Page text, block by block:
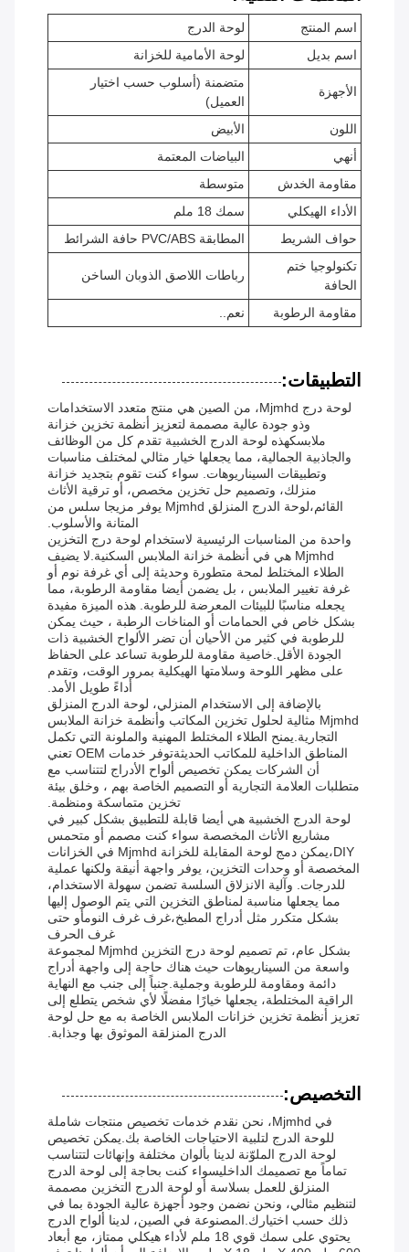
اسم المنتج
لوحة الدرج
اسم بديل
لوحة الأمامية للخزانة
الأجهزة
متضمنة (أسلوب حسب اختيار
العميل)
اللون
الأبيض
أنهي
البياضات المعتمة
مقاومة الخدش
متوسطة
الأداء الهيكلي
سمك 18 ملم
حواف الشريط
المطابقة PVC/ABS حافة الشرائط
تكنولوجيا ختم
الحافة
رباطات اللاصق الذوبان الساخن
مقاومة الرطوبة نعم..
التطبيقات:
لوحة درج Mjmhd، من الصين هي منتج متعدد الاستخدامات
وذو جودة عالية مصممة لتعزيز أنظمة تخزين خزانة
ملابسكهذه لوحة الدرج الخشبية تقدم كل من الوظائف
والجاذبية الجمالية، مما يجعلها خيار مثالي لمختلف مناسبات
وتطبيقات السيناريوهات. سواء كنت تقوم بتجديد خزانة
منزلك، وتصميم حل تخزين مخصص، أو ترقية الأثاث
القائم،لوحة الدرج المنزلق Mjmhd يوفر مزيجا سلس من
المتانة والأسلوب.
واحدة من المناسبات الرئيسية لاستخدام لوحة درج التخزين
Mjmhd هي في أنظمة خزانة الملابس السكنية.لا يضيف
الطلاء المختلط لمحة متطورة وحديثة إلى أي غرفة نوم أو
غرفة تغيير الملابس ، بل يضمن أيضا مقاومة الرطوبة، مما
يجعله مناسبًا للبيئات المعرضة للرطوبة. هذه الميزة مفيدة
بشكل خاص في الحمامات أو المناخات الرطبة ، حيث يمكن
للرطوبة في كثير من الأحيان أن تضر الألواح الخشبية ذات
الجودة الأقل.خاصية مقاومة للرطوبة تساعد على الحفاظ
على مظهر اللوحة وسلامتها الهيكلية بمرور الوقت، وتقدم
أداءً طويل الأمد.
بالإضافة إلى الاستخدام المنزلي، لوحة الدرج المنزلق
Mjmhd مثالية لحلول تخزين المكاتب وأنظمة خزانة الملابس
التجارية.يمنح الطلاء المختلط المهنية والملونة التي تكمل
المناطق الداخلية للمكاتب الحديثةتوفر خدمات OEM تعني
أن الشركات يمكن تخصيص ألواح الأدراج لتتناسب مع
متطلبات العلامة التجارية أو التصميم الخاصة بهم ، وخلق بيئة
تخزين متماسكة ومنظمة.
لوحة الدرج الخشبية هي أيضا قابلة للتطبيق بشكل كبير في
مشاريع الأثاث المخصصة سواء كنت مصمم أو متحمس
DIY،يمكن دمج لوحة المقابلة للخزانة Mjmhd في الخزانات
المخصصة أو وحدات التخزين، يوفر واجهة أنيقة ولكنها عملية
للدرجات. وآلية الانزلاق السلسة تضمن سهولة الاستخدام،
مما يجعلها مناسبة لمناطق التخزين التي يتم الوصول إليها
بشكل متكرر مثل أدراج المطبخ،غرف غرف النومأو حتى
غرف الحرف
بشكل عام، تم تصميم لوحة درج التخزين Mjmhd لمجموعة
واسعة من السيناريوهات حيث هناك حاجة إلى واجهة أدراج
دائمة ومقاومة للرطوبة وجملية.جنباً إلى جنب مع النهاية
الراقية المختلطة، يجعلها خيارًا مفضلًا لأي شخص يتطلع إلى
تعزيز أنظمة تخزين خزانات الملابس الخاصة به مع حل لوحة
الدرج المنزلقة الموثوق بها وجذابة.
التخصيص:
في Mjmhd، نحن نقدم خدمات تخصيص منتجات شاملة
للوحة الدرج لتلبية الاحتياجات الخاصة بك.يمكن تخصيص
لوحة الدرج الملوّنة لدينا بألوان مختلفة وإنهائات لتتناسب
تماماً مع تصميمك الداخليسواء كنت بحاجة إلى لوحة الدرج
المنزلق للعمل بسلاسة أو لوحة الدرج التخزين مصممة
لتنظيم مثالي، ونحن نضمن وجود أجهزة عالية الجودة بما في
ذلك حسب اختيارك.المصنوعة في الصين، لدينا ألواح الدرج
يحتوي على سمك قوي 18 ملم لأداء هيكلي ممتاز، مع أبعاد